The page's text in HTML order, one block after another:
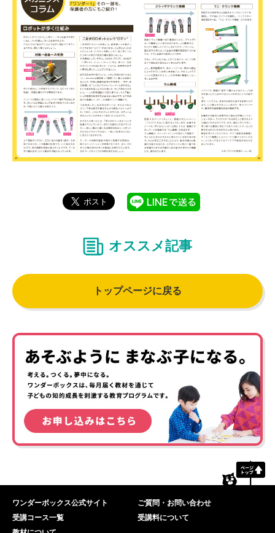
オススメ記事
トップページに戻る
ワンダーボックス公式サイト
ご質問・お問い合わせ
受講コース一覧
受講料について